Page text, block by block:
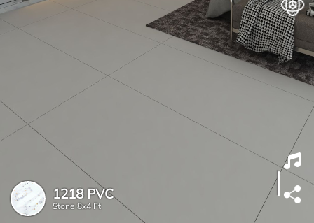
1218 PVC
Stone 8x4 Ft